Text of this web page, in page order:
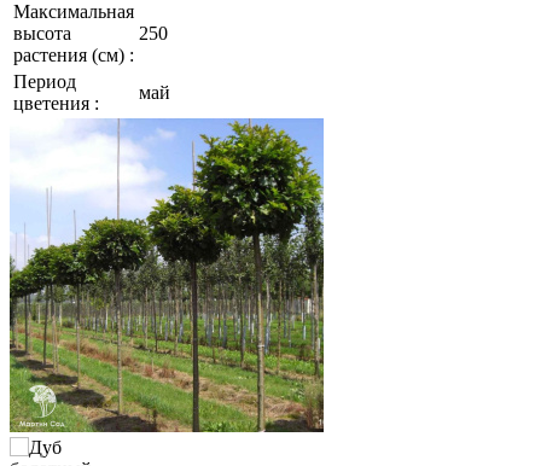
Максимальная
высота
растения (см) :
250
Период
цветения :
май